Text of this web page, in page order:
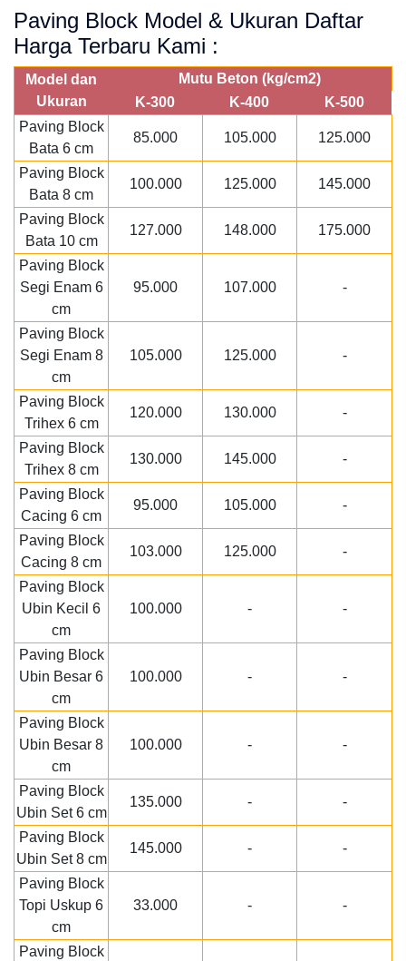
Paving Block Model & Ukuran Daftar
Harga Terbaru Kami :
Model dan
Ukuran
Mutu Beton (kg/cm2)
K-300
K-400
K-500
Paving Block
Bata 6 cm
85.000 105.000 125.000
Paving Block
Bata 8 cm
100.000 125.000 145.000
Paving Block
Bata 10 cm
127.000 148.000 175.000
Paving Block
Segi Enam 6
cm
95.000 107.000 -
Paving Block
Segi Enam 8
cm
105.000 125.000 -
Paving Block
Trihex 6 cm
120.000 130.000 -
Paving Block
Trihex 8 cm
130.000 145.000 -
Paving Block
Cacing 6 cm
95.000 105.000 -
Paving Block
Cacing 8 cm
103.000 125.000 -
Paving Block
Ubin Kecil 6
cm
100.000 - -
Paving Block
Ubin Besar 6
cm
100.000 - -
Paving Block
Ubin Besar 8
cm
100.000 - -
Paving Block
Ubin Set 6 cm
135.000 - -
Paving Block
Ubin Set 8 cm
145.000 - -
Paving Block
Topi Uskup 6
cm
33.000 - -
Paving Block